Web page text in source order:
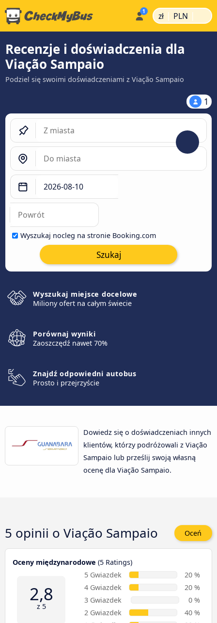
zł | PLN |
Recenzje i doświadczenia dla
Viação Sampaio
Podziel się swoimi doświadczeniami z Viação Sampaio
1
Wyszukaj nocleg na stronie Booking.com
Szukaj
Wyszukaj miejsce docelowe
Miliony ofert na całym świecie
Porównaj wyniki
Zaoszczędź nawet 70%
Znajdź odpowiedni autobus
Prosto i przejrzyście
Dowiedz się o doświadczeniach innych
klientów, którzy podróżowali z Viação
Sampaio lub prześlij swoją własną
ocenę dla Viação Sampaio.
5 opinii o Viação Sampaio Oceń
Oceny międzynarodowe (5 Ratings)
2,8
z 5
5 Gwiazdek
20 %
4 Gwiazdek
20 %
3 Gwiazdek
0 %
2 Gwiazdek
40 %